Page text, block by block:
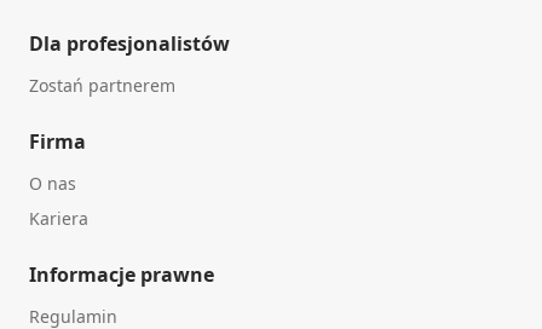
Dla profesjonalistów
Zostań partnerem
Firma
O nas
Kariera
Informacje prawne
Regulamin